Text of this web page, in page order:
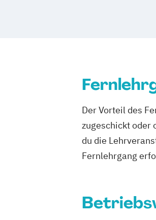
Der Vorteil des
zugeschickt oder
du die
Fernlehrgang